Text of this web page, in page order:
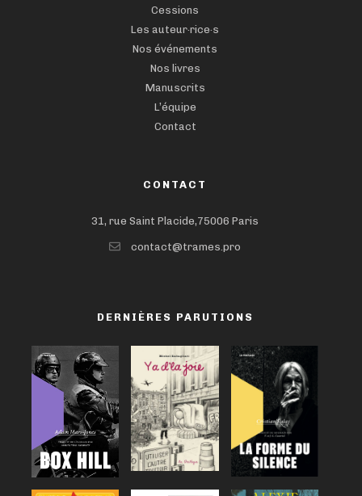
Cessions
Les auteur·rice·s
Nos événements
Nos livres
Manuscrits
L’équipe
Contact
CONTACT
31, rue Saint Placide,75006 Paris
contact@trames.pro
DERNIÈRES PARUTIONS